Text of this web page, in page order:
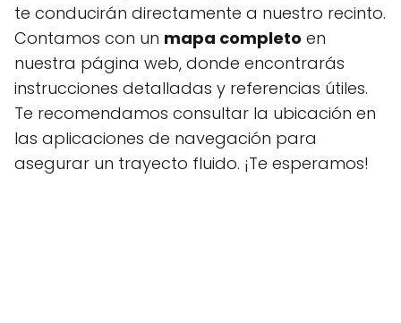
te conducirán directamente a nuestro recinto.
Contamos con un mapa completo en
nuestra página web, donde encontrarás
instrucciones detalladas y referencias útiles.
Te recomendamos consultar la ubicación en
las aplicaciones de navegación para
asegurar un trayecto fluido. ¡Te esperamos!